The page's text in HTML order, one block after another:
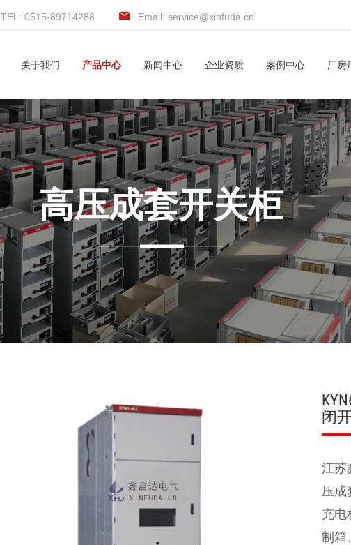
TEL: 0515-89714288 Email: service@xinfuda.cn
关于我们 产品中心 新闻中心 企业资质 案例中心 厂房
高压成套开关柜
闭
江苏
压成
充电
制箱